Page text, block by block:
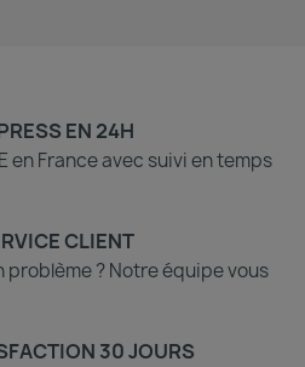
EN 24H
en France avec suivi en temps
CLIENT
problème ? Notre équipe vous
30 JOURS